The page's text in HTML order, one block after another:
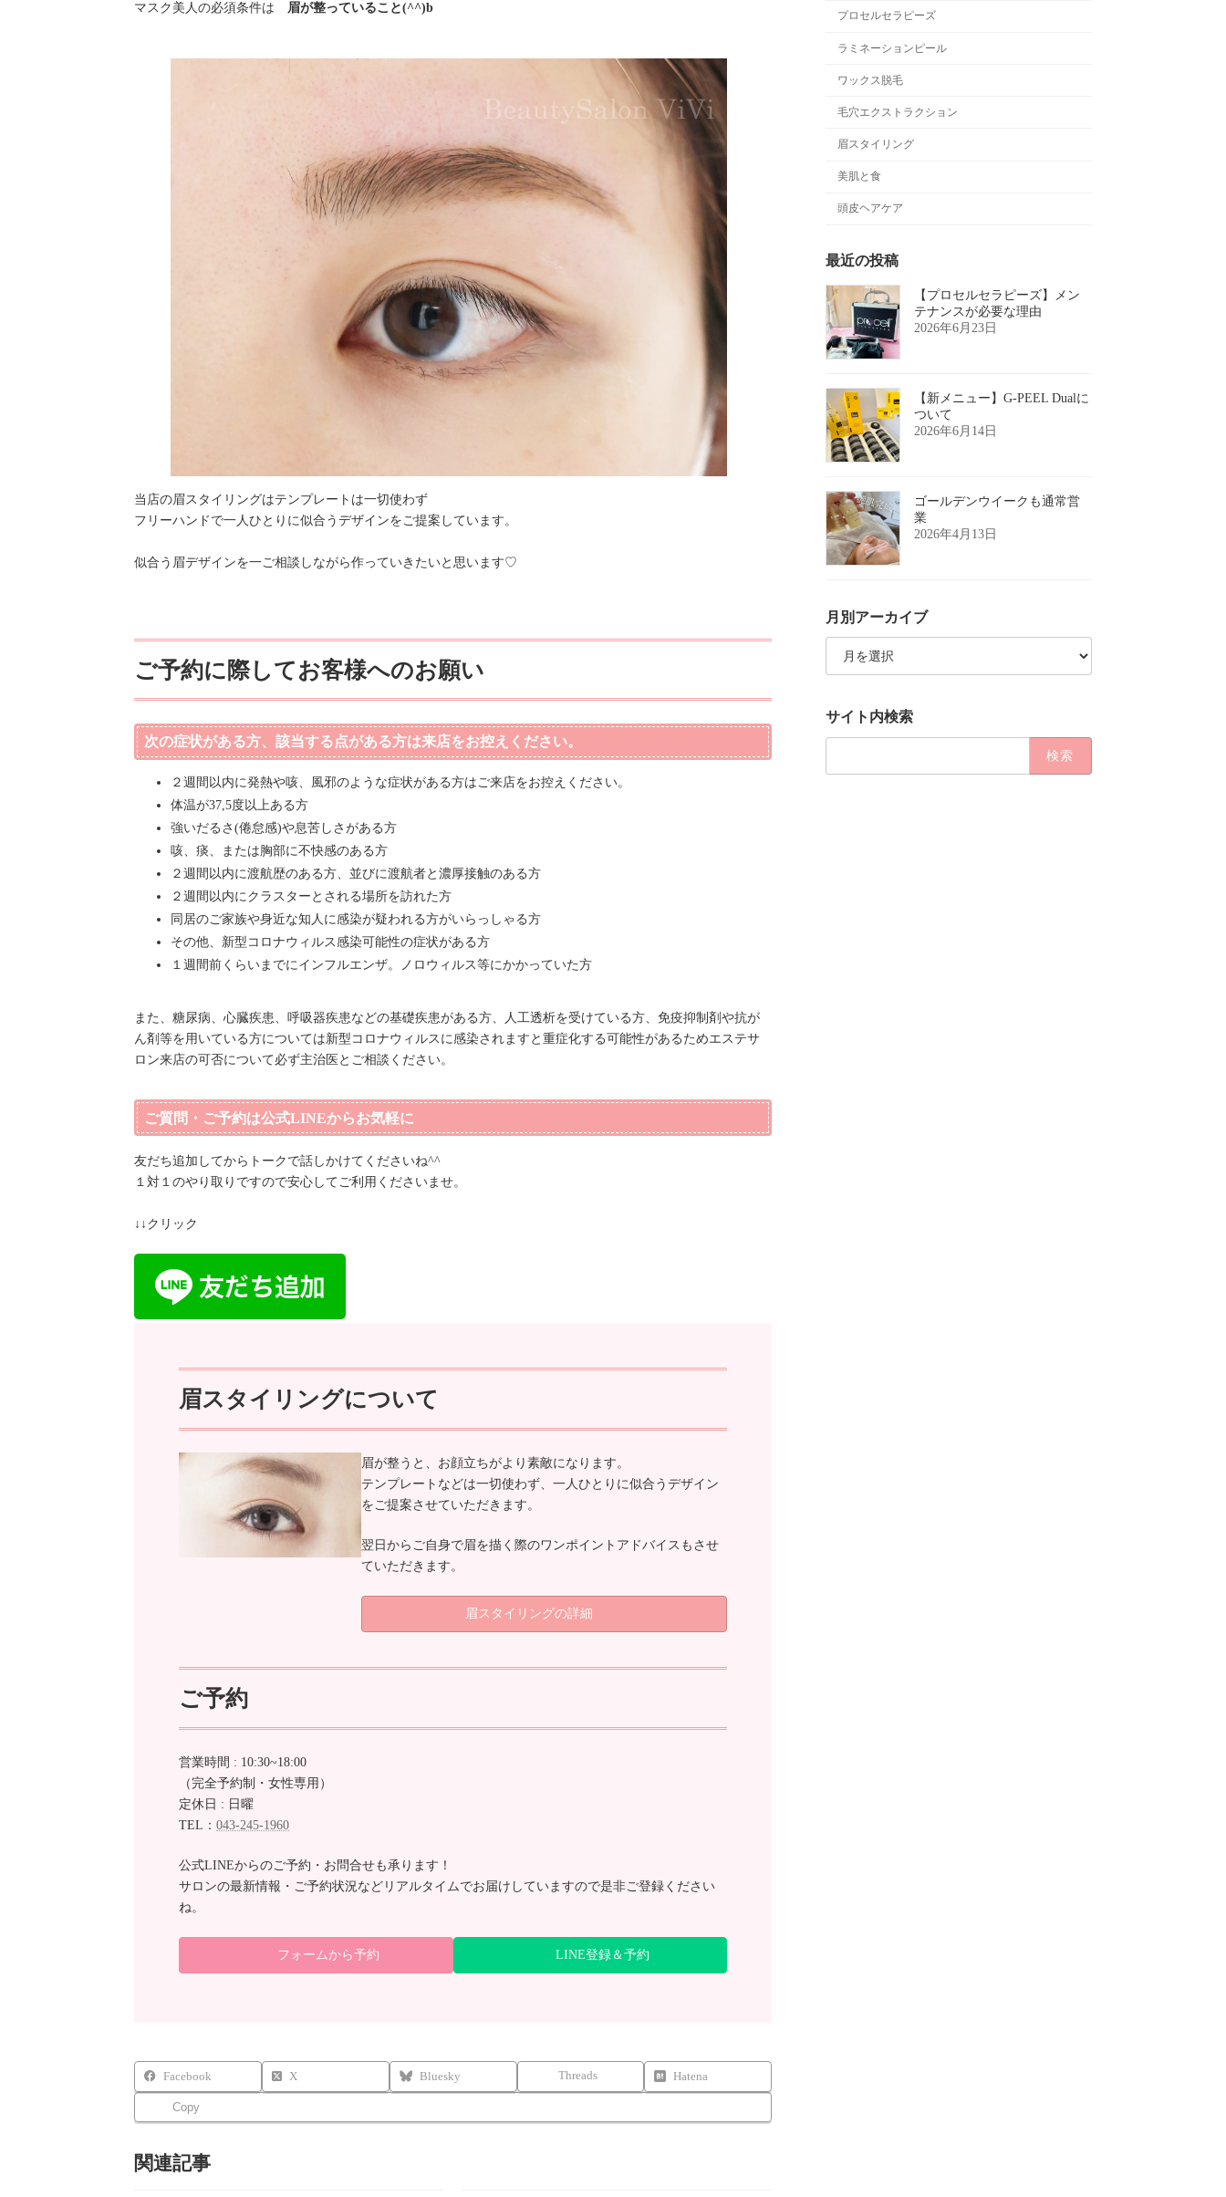
マスク美人の必須条件は 眉が整っていること(^^)b
当店の眉スタイリングはテンプレートは一切使わず
フリーハンドで一人ひとりに似合うデザインをご提案しています。
似合う眉デザインを一ご相談しながら作っていきたいと思います♡
ご予約に際してお客様へのお願い
次の症状がある方、該当する点がある方は来店をお控えください。
２週間以内に発熱や咳、風邪のような症状がある方はご来店をお控えください。
体温が37,5度以上ある方
強いだるさ(倦怠感)や息苦しさがある方
咳、痰、または胸部に不快感のある方
２週間以内に渡航歴のある方、並びに渡航者と濃厚接触のある方
２週間以内にクラスターとされる場所を訪れた方
同居のご家族や身近な知人に感染が疑われる方がいらっしゃる方
その他、新型コロナウィルス感染可能性の症状がある方
１週間前くらいまでにインフルエンザ。ノロウィルス等にかかっていた方
また、糖尿病、心臓疾患、呼吸器疾患などの基礎疾患がある方、人工透析を受けている方、免疫抑制剤や抗が
ん剤等を用いている方については新型コロナウィルスに感染されますと重症化する可能性があるためエステサ
ロン来店の可否について必ず主治医とご相談ください。
ご質問・ご予約は公式LINEからお気軽に
友だち追加してからトークで話しかけてくださいね^^
１対１のやり取りですので安心してご利用くださいませ。
↓↓クリック
眉スタイリングについて
眉が整うと、お顔立ちがより素敵になります。
テンプレートなどは一切使わず、一人ひとりに似合うデザイン
をご提案させていただきます。
翌日からご自身で眉を描く際のワンポイントアドバイスもさせ
ていただきます。
眉スタイリングの詳細
ご予約
営業時間 : 10:30~18:00
（完全予約制・女性専用）
定休日 : 日曜
TEL： 043-245-1960
公式LINEからのご予約・お問合せも承ります！
サロンの最新情報・ご予約状況などリアルタイムでお届けしていますので是非ご登録ください
ね。
フォームから予約 LINE登録＆予約
Facebook X Bluesky Threads Hatena
Copy
関連記事
プロセルセラピーズ
ラミネーションピール
ワックス脱毛
毛穴エクストラクション
眉スタイリング
美肌と食
頭皮ヘアケア
最近の投稿
【プロセルセラピーズ】メン
テナンスが必要な理由
2026年6月23日
【新メニュー】G-PEEL Dualに
ついて
2026年6月14日
ゴールデンウイークも通常営
業
2026年4月13日
月別アーカイブ
月
イ
サイト内検索